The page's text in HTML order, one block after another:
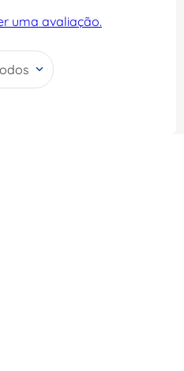
uma avaliação.